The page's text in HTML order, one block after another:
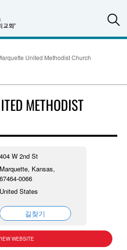
United Methodist Church
METHODIST
404 W 2nd St
Marquette, Kansas,
67464-0066
United States
길찾기
WEBSITE